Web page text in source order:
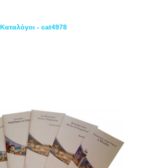
Καταλόγοι - cat4978